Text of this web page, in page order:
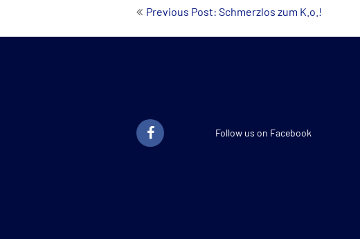
Beitrags-
Navigation
Previous Post: Schmerzlos zum K.o.!
Follow us on Facebook